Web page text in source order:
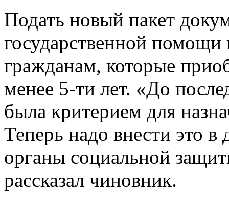
Подать новый пакет
государственной
гражданам, которые
менее 5-ти лет. «До
была критерием для
Теперь надо внести это
органы социальной
рассказал чиновник.